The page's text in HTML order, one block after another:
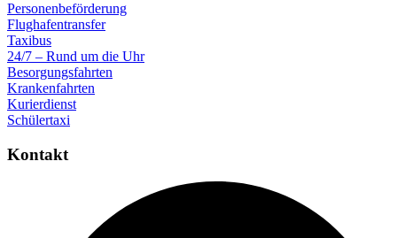
Personenbeförderung
Flughafentransfer
Taxibus
24/7 – Rund um die Uhr
Besorgungsfahrten
Krankenfahrten
Kurierdienst
Schülertaxi
Kontakt